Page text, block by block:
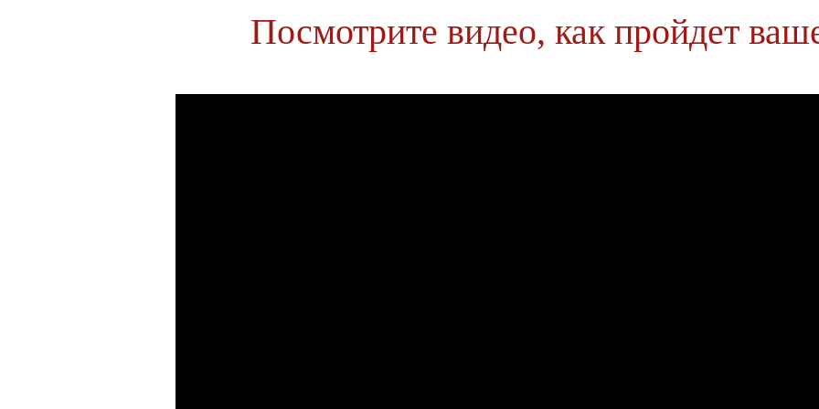
Посмотрите видео, как пройдет